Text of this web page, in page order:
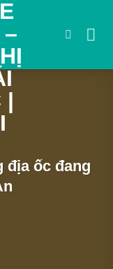
địa ốc đang